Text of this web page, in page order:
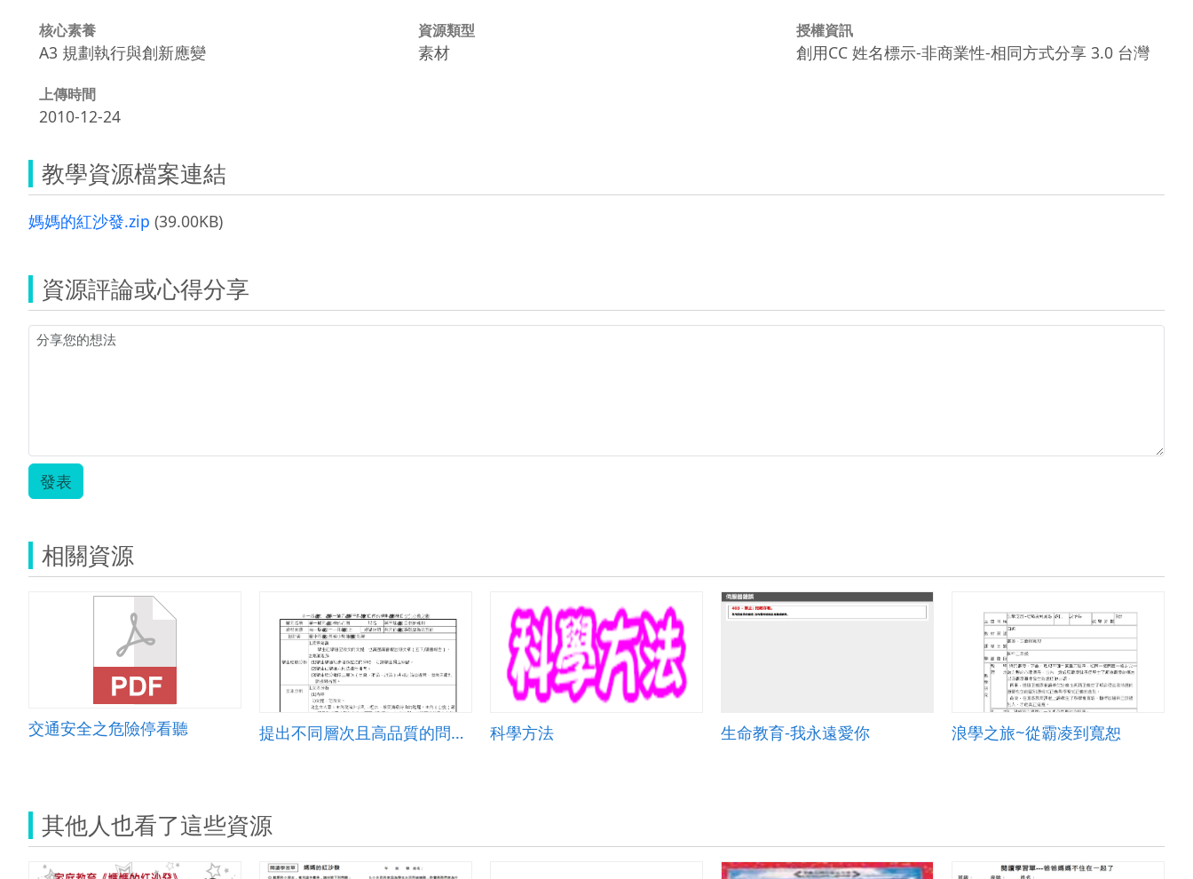
核心素養
A3 規劃執行與創新應變
資源類型
素材
授權資訊
創用CC 姓名標示-非商業性-相同方式分享 3.0 台灣
上傳時間
2010-12-24
教學資源檔案連結
媽媽的紅沙發.zip (39.00KB)
資源評論或心得分享
發表
相關資源
交通安全之危險停看聽 提出不同層次且高品質的問題策略教學-以少年小樹之歌為例 科學方法 生命教育-我永遠愛你 浪學之旅~從霸凌到寬恕
其他人也看了這些資源